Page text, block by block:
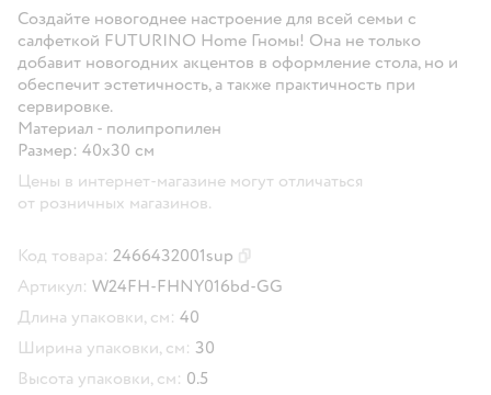
Создайте новогоднее настроение для всей семьи с
салфеткой FUTURINO Home Гномы! Она не только
добавит новогодних акцентов в оформление стола, но и
обеспечит эстетичность, а также практичность при
сервировке.
Материал - полипропилен
Размер: 40х30 см
Цены в интернет-магазине могут отличаться
от розничных магазинов.
Код товара: 2466432001sup
Артикул: W24FH-FHNY016bd-GG
Длина упаковки, см: 40
Ширина упаковки, см: 30
Высота упаковки, см: 0.5